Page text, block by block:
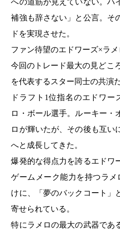
への道筋が見えていない。ハ
補強も辞さない」と公言。そ
ドを実現させた。
ファン待望のエドワーズ×ラ
今回のトレード最大の見どこ
を代表するスター同士の共演だ
ドラフト1位指名のエドワー
ロ・ボール選手。ルーキー・
ロが輝いたが、その後も互い
へと成長してきた。
爆発的な得点力を誇るエドワ
ゲームメーク能力を持つラ
けに、「夢のバックコート」
寄せられている。
特にラメロの最大の武器であ